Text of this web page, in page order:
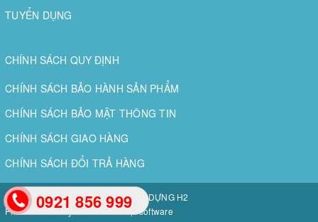
0921 856 999
TUYỂN DỤNG
CHÍNH SÁCH QUY ĐỊNH
CHÍNH SÁCH BẢO HÀNH SẢN PHẨM
CHÍNH SÁCH BẢO MẬT THÔNG TIN
CHÍNH SÁCH GIAO HÀNG
CHÍNH SÁCH ĐỔI TRẢ HÀNG
Bản quyền thuộc vềCÔNG TY XÂY DỰNG H2
Phát triển và duy trì bởiNam Việt software